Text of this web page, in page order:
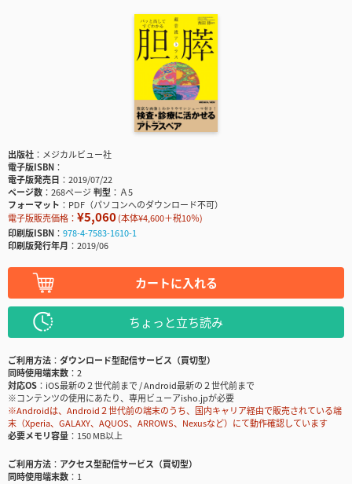
出版社
メジカルビュー社
電子版ISBN
電子版発売日
2019/07/22
ページ数
268ページ判型
Ａ5
フォーマット
PDF（パソコンへのダウンロード不可）
電子版販売価格： ¥5,060(本体¥4,600＋税10％)
印刷版ISBN
978-4-7583-1610-1
印刷版発行年月
2019/06
カートに入れる
ちょっと立ち読み
ご利用方法
ダウンロード型配信サービス（買切型）
同時使用端末数
2
対応OS
iOS最新の２世代前まで / Android最新の２世代前まで
※コンテンツの使用にあたり、専用ビューアisho.jpが必要
※Androidは、Android２世代前の端末のうち、国内キャリア経由で販売されている端
末（Xperia、GALAXY、AQUOS、ARROWS、Nexusなど）にて動作確認しています
必要メモリ容量
150 MB以上
ご利用方法
アクセス型配信サービス（買切型）
同時使用端末数
1